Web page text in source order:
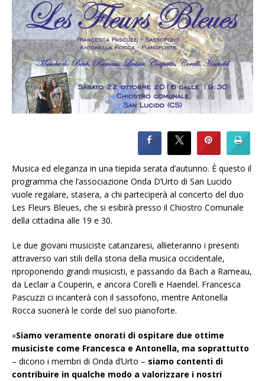
Musica ed eleganza in una tiepida serata d’autunno. È questo il
programma che l’associazione Onda D’Urto di San Lucido
vuole regalare, stasera, a chi parteciperà al concerto del duo
Les Fleurs Bleues, che si esibirà presso il Chiostro Comunale
della cittadina alle 19 e 30.
Le due giovani musiciste catanzaresi, allieteranno i presenti
attraverso vari stili della storia della musica occidentale,
riproponendo grandi musicisti, e passando da Bach a Rameau,
da Leclair a Couperin, e ancora Corelli e Haendel. Francesca
Pascuzzi ci incanterà con il sassofono, mentre Antonella
Rocca suonerà le corde del suo pianoforte.
«Siamo veramente onorati di ospitare due ottime
musiciste come Francesca e Antonella, ma soprattutto
– dicono i membri di Onda d’Urto – siamo contenti di
contribuire in qualche modo a valorizzare i nostri